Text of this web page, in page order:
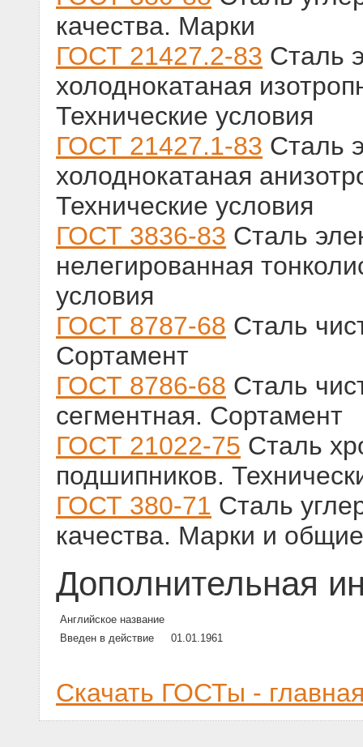
качества. Марки
ГОСТ 21427.2-83 Сталь
холоднокатаная
Технические условия
ГОСТ 21427.1-83 Сталь
холоднокатаная
Технические условия
ГОСТ 3836-83 Сталь
нелегированная
условия
ГОСТ 8787-68 Сталь
Сортамент
ГОСТ 8786-68 Сталь
сегментная. Сортамент
ГОСТ 21022-75 Сталь
подшипников.
ГОСТ 380-71 Сталь
качества. Марки и
Дополнительная
Английское название
Введен в действие
01.01.1961
Скачать ГОСТы -